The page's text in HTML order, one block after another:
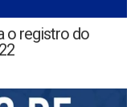
o registro do